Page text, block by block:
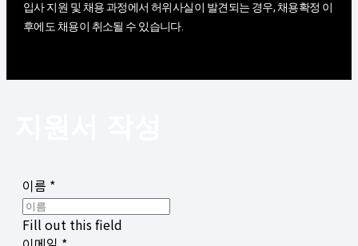
입사 지원 및 채용 과정에서 허위사실이 발견되는 경우, 채용확정 이
후에도 채용이 취소될 수 있습니다.
이름 *
Fill out this field